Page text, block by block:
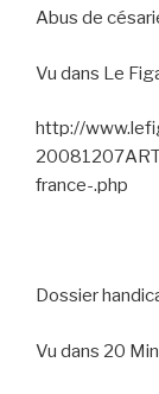
Abus de
Vu dans Le
http://
france-.php
Dossier
Vu dans 20